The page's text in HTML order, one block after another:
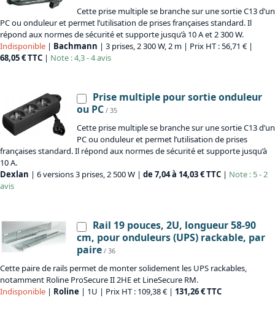
Cette prise multiple se branche sur une sortie C13 d’un
PC ou onduleur et permet l’utilisation de prises françaises standard. Il
répond aux normes de sécurité et supporte jusqu’à 10 A et 2 300 W.
Indisponible | Bachmann | 3 prises, 2 300 W, 2 m | Prix HT : 56,71 € |
68,05 € TTC | Note : 4,3 - 4 avis
Prise multiple pour sortie onduleur
ou PC / 35
Cette prise multiple se branche sur une sortie C13 d’un
PC ou onduleur et permet l’utilisation de prises
françaises standard. Il répond aux normes de sécurité et supporte jusqu’à
10 A.
Dexlan | 6 versions 3 prises, 2 500 W | de 7,04 à 14,03 € TTC | Note : 5 - 2
avis
Rail 19 pouces, 2U, longueur 58-90
cm, pour onduleurs (UPS) rackable, par
paire / 36
Cette paire de rails permet de monter solidement les UPS rackables,
notamment Roline ProSecure II 2HE et LineSecure RM.
Indisponible | Roline | 1U | Prix HT : 109,38 € | 131,26 € TTC